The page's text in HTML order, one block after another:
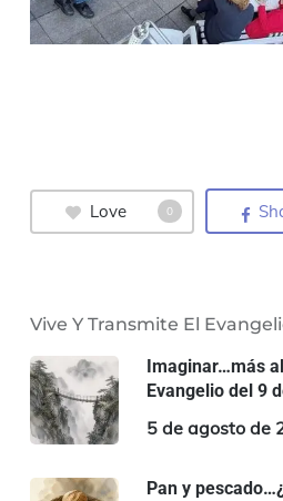
Love 0
Vive Y Transmite El
Imaginar…más
Evangelio del 9
5 de agosto de
Pan y